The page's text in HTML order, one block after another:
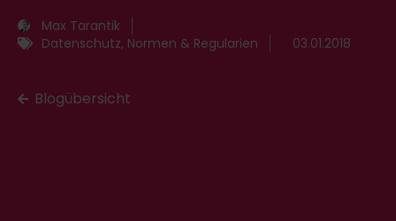
Max Tarantik
Datenschutz, Normen & Regularien 03.01.2018
Blogübersicht